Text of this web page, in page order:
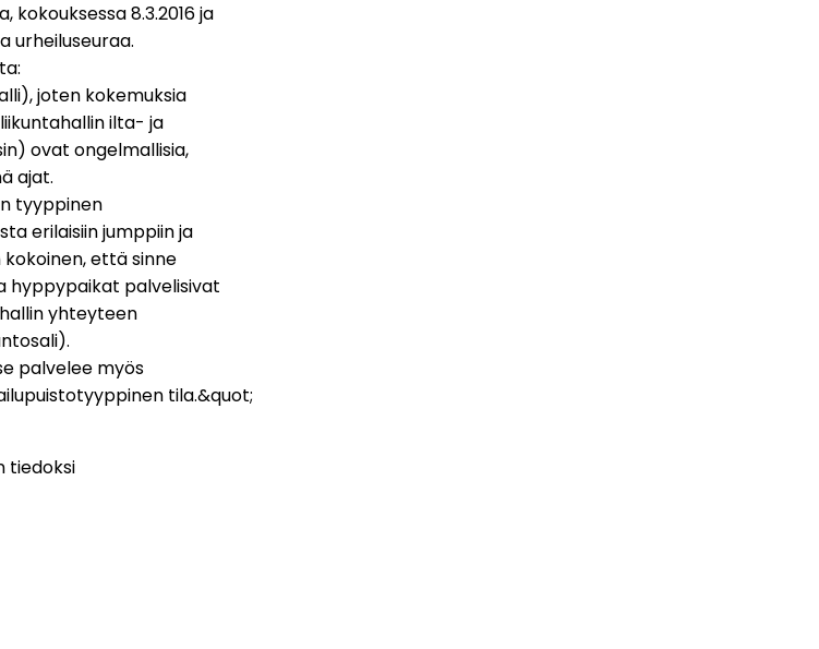
8.3.2016 ja
urheiluseuraa.
joten kokemuksia
ilta- ja
ovat ongelmallisia,
ajat.
tyyppinen
erilaisiin jumppiin ja
kokoinen, että sinne
hyppypaikat palvelisivat
yhteyteen
palvelee myös
tila.&quot;
tiedoksi